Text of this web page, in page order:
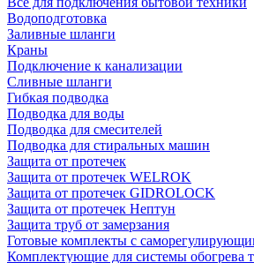
Водоподготовка
Заливные шланги
Краны
Подключение к канализации
Сливные шланги
Гибкая подводка
Подводка для воды
Подводка для смесителей
Подводка для стиральных машин
Защита от протечек
Защита от протечек WELROK
Защита от протечек GIDROLOCK
Защита от протечек Нептун
Защита труб от замерзания
Готовые комплекты с
Комплектующие для системы обогрева